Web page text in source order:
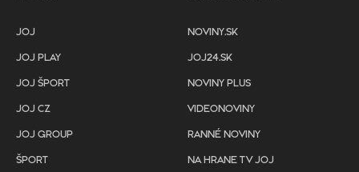
JOJ
JOJ PLAY
JOJ ŠPORT
JOJ CZ
JOJ GROUP
ŠPORT
NOVINY.SK
JOJ24.SK
NOVINY PLUS
VIDEONOVINY
RANNÉ NOVINY
NA HRANE TV JOJ